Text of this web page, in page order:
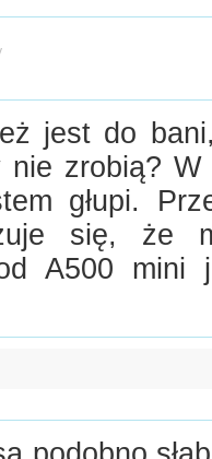
jest do
zrobią?
głupi.
się, że
A500 mini